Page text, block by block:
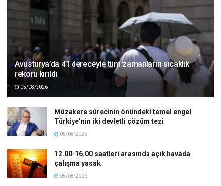
Avusturya’da 41 dereceyle tüm zamanların sıcaklık
rekoru kırıldı
05/08/2026
Müzakere sürecinin önündeki temel engel
Türkiye’nin iki devletli çözüm tezi
05/08/2026
12.00-16.00 saatleri arasında açık havada
çalışma yasak
05/08/2026